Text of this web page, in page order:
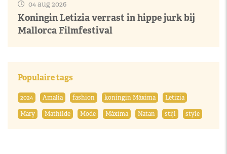
04 aug 2026
Koningin Letizia verrast in hippe jurk bij
Mallorca Filmfestival
Populaire tags
2024 Amalia fashion koningin Máxima
Letizia
Mary
Mathilde Mode Máxima Natan stijl style